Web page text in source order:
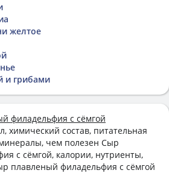
желтое
и грибами
филадельфия с сёмгой
химический состав, питательная
чем полезен Сыр
с сёмгой, калории, нутриенты,
плавленый филадельфия с сёмгой